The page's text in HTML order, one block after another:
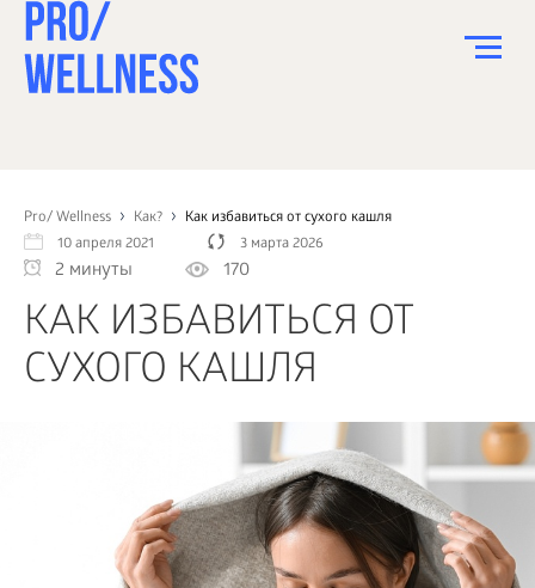
Pro/ Wellness Как?
Как избавиться от сухого кашля
10 апреля 2021
3 марта 2026
2 минуты 170
КАК ИЗБАВИТЬСЯ ОТ
СУХОГО КАШЛЯ
СПОРТ
ЗДОРОВЬЕ
КРАСОТА
ПСИХОЛОГИЯ
БИЗНЕС